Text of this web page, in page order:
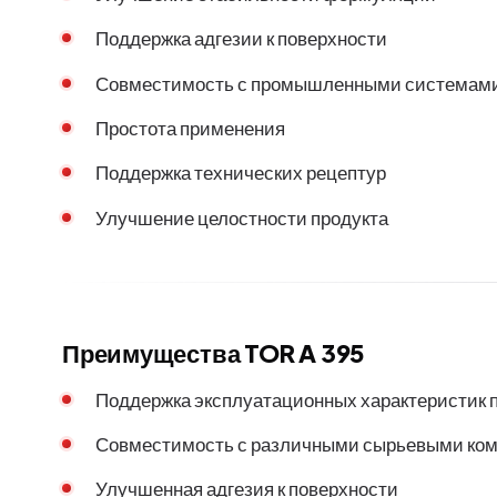
Поддержка адгезии к поверхности
Совместимость с промышленными
Простота применения
Поддержка технических рецептур
Улучшение целостности продукта
Преимущества TOR A 395
Поддержка эксплуатационных характеристик
Совместимость с различными сырьевыми
Улучшенная адгезия к поверхности